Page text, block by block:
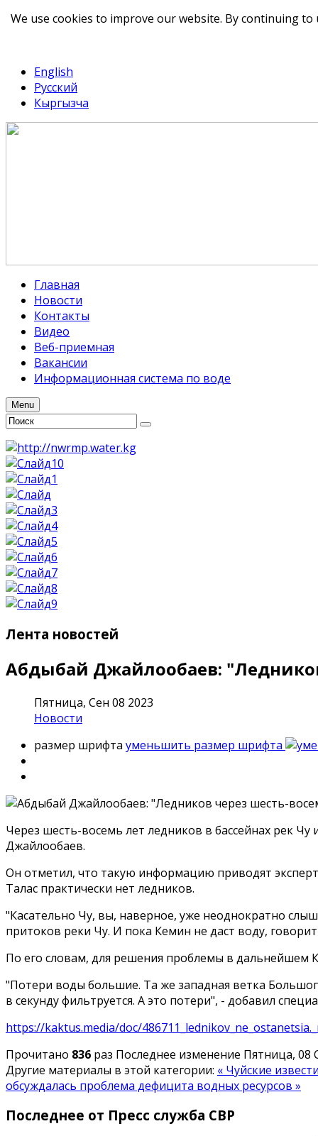
English
Русский
Кыргызча
Главная
Новости
Контакты
Видео
Веб-приемная
Вакансии
Информационная система по воде
Menu
Лента новостей
Абдыбай Джайлообаев: "Ледников
Пятница, Сен 08 2023
Новости
размер шрифта уменьшить размер шрифта
Через шесть-восемь лет ледников в бассейнах рек
Джайлообаев.
Он отметил, что такую информацию приводят
Талас практически нет ледников.
"Касательно Чу, вы, наверное, уже неоднократно
притоков реки Чу. И пока Кемин не даст воду,
По его словам, для решения проблемы в дальнейшем
"Потери воды большие. Та же западная ветка
в секунду фильтруется. А это потери", - добавил
https://kaktus.media/doc/
Прочитано 836 раз Последнее изменение Пятница, 08
Другие материалы в этой категории: « Чуйские
обсуждалась проблема дефицита водных ресурсов »
Последнее от Пресс служба СВР
We use cookies to improve our website. By continuing